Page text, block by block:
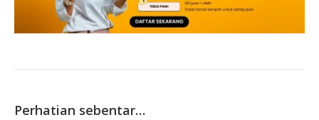
Perhatian sebentar…